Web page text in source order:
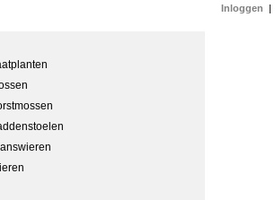
Inloggen |